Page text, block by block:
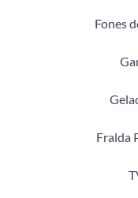
Fones
Fralda